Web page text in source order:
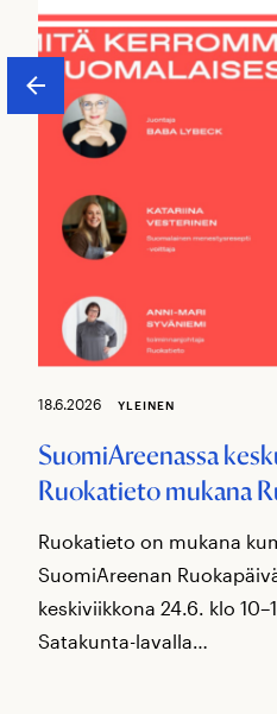
18.6.2026 YLEINEN
SuomiAreenassa
Ruokatieto mukana
Ruokatieto on mukana
SuomiAreenan
keskiviikkona 24.6. klo
Satakunta-lavalla…